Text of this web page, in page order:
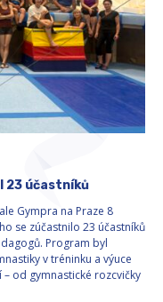
23 účastníků
Gympra na Praze 8
se zúčastnilo 23 účastníků
Program byl
v tréninku a výuce
od gymnastické rozcvičky